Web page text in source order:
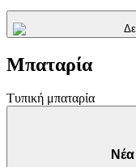
Μπαταρία
Τυπική μπαταρία